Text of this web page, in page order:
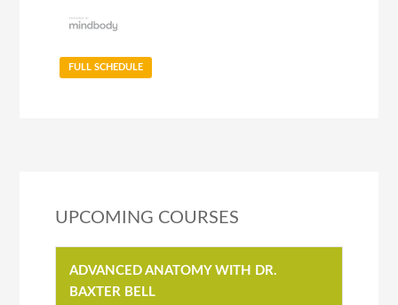
FULL SCHEDULE
UPCOMING COURSES
ADVANCED ANATOMY WITH DR.
BAXTER BELL